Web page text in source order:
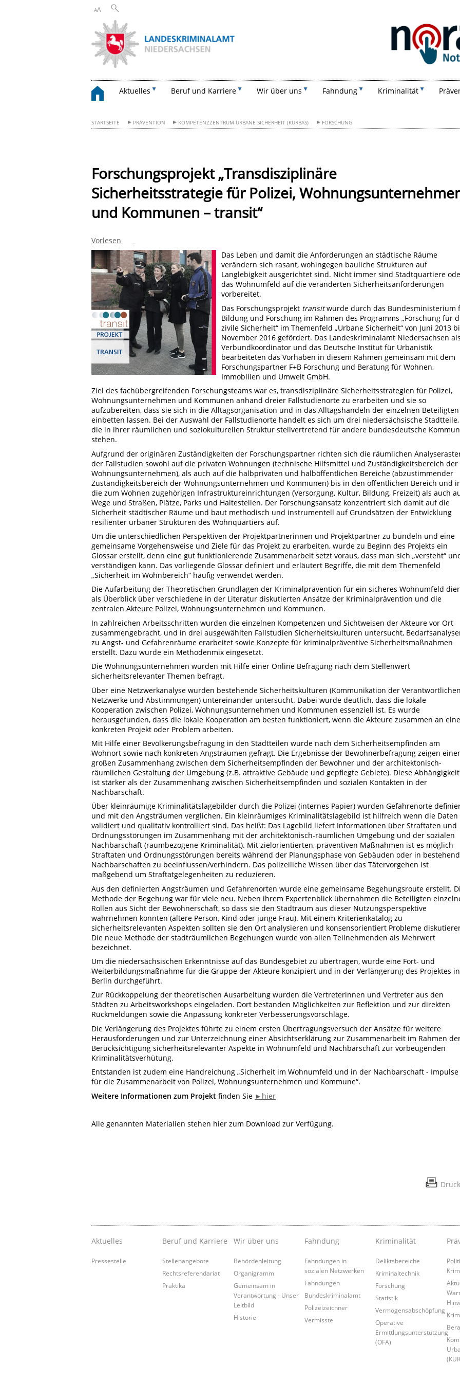
AA
Aktuelles Beruf und Karriere Wir über uns Fahndung Kriminalität
STARTSEITE PRÄVENTION KOMPETENZZENTRUM URBANE SICHERHEIT (KURBAS) FORSCHUNG
Forschungsprojekt „Transdisziplinäre
Sicherheitsstrategie für Polizei,
und Kommunen – transit“
Vorlesen
Das Leben und damit die Anforderungen an städtische Räume
verändern sich rasant, wohingegen bauliche Strukturen auf
Langlebigkeit ausgerichtet sind. Nicht immer sind Stadtquartiere
das Wohnumfeld auf die veränderten Sicherheitsanforderungen
vorbereitet.
Das Forschungsprojekt transitwurde durch das Bundesministerium
Bildung und Forschung im Rahmen des Programms „Forschung für
zivile Sicherheit“ im Themenfeld „Urbane Sicherheit“ von Juni 2013
November 2016 gefördert. Das Landeskriminalamt Niedersachsen als
Verbundkoordinator und das Deutsche Institut für Urbanistik
bearbeiteten das Vorhaben in diesem Rahmen gemeinsam mit dem
Forschungspartner F+B Forschung und Beratung für Wohnen,
Immobilien und Umwelt GmbH.
Ziel des fachübergreifenden Forschungsteams war es, transdisziplinäre Sicherheitsstrategien für Polizei,
Wohnungsunternehmen und Kommunen anhand dreier Fallstudienorte zu erarbeiten und sie so
aufzubereiten, dass sie sich in die Alltagsorganisation und in das Alltagshandeln der einzelnen Beteiligten
einbetten lassen. Bei der Auswahl der Fallstudienorte handelt es sich um drei niedersächsische Stadtteile,
die in ihrer räumlichen und soziokulturellen Struktur stellvertretend für andere bundesdeutsche
stehen.
Aufgrund der originären Zuständigkeiten der Forschungspartner richten sich die räumlichen
der Fallstudien sowohl auf die privaten Wohnungen (technische Hilfsmittel und Zuständigkeitsbereich der
Wohnungsunternehmen), als auch auf die halbprivaten und halböffentlichen Bereiche (abzustimmender
Zuständigkeitsbereich der Wohnungsunternehmen und Kommunen) bis in den öffentlichen Bereich und
die zum Wohnen zugehörigen Infrastruktureinrichtungen (Versorgung, Kultur, Bildung, Freizeit) als auch
Wege und Straßen, Plätze, Parks und Haltestellen. Der Forschungsansatz konzentriert sich damit auf die
Sicherheit städtischer Räume und baut methodisch und instrumentell auf Grundsätzen der Entwicklung
resilienter urbaner Strukturen des Wohnquartiers auf.
Um die unterschiedlichen Perspektiven der Projektpartnerinnen und Projektpartner zu bündeln und eine
gemeinsame Vorgehensweise und Ziele für das Projekt zu erarbeiten, wurde zu Beginn des Projekts ein
Glossar erstellt, denn eine gut funktionierende Zusammenarbeit setzt voraus, dass man sich „versteht“
verständigen kann. Das vorliegende Glossar definiert und erläutert Begriffe, die mit dem Themenfeld
„Sicherheit im Wohnbereich“ häufig verwendet werden.
Die Aufarbeitung der Theoretischen Grundlagen der Kriminalprävention für ein sicheres Wohnumfeld
als Überblick über verschiedene in der Literatur diskutierten Ansätze der Kriminalprävention und die
zentralen Akteure Polizei, Wohnungsunternehmen und Kommunen.
In zahlreichen Arbeitsschritten wurden die einzelnen Kompetenzen und Sichtweisen der Akteure vor Ort
zusammengebracht, und in drei ausgewählten Fallstudien Sicherheitskulturen untersucht,
zu Angst- und Gefahrenräume erarbeitet sowie Konzepte für kriminalpräventive Sicherheitsmaßnahmen
erstellt. Dazu wurde ein Methodenmix eingesetzt.
Die Wohnungsunternehmen wurden mit Hilfe einer Online Befragung nach dem Stellenwert
sicherheitsrelevanter Themen befragt.
Über eine Netzwerkanalyse wurden bestehende Sicherheitskulturen (Kommunikation der
Netzwerke und Abstimmungen) untereinander untersucht. Dabei wurde deutlich, dass die lokale
Kooperation zwischen Polizei, Wohnungsunternehmen und Kommunen essenziell ist. Es wurde
herausgefunden, dass die lokale Kooperation am besten funktioniert, wenn die Akteure zusammen an
konkreten Projekt oder Problem arbeiten.
Mit Hilfe einer Bevölkerungsbefragung in den Stadtteilen wurde nach dem Sicherheitsempfinden am
Wohnort sowie nach konkreten Angsträumen gefragt. Die Ergebnisse der Bewohnerbefragung zeigen
großen Zusammenhang zwischen dem Sicherheitsempfinden der Bewohner und der architektonisch-
räumlichen Gestaltung der Umgebung (z.B. attraktive Gebäude und gepflegte Gebiete). Diese Abhängigkeit
ist stärker als der Zusammenhang zwischen Sicherheitsempfinden und sozialen Kontakten in der
Nachbarschaft.
Über kleinräumige Kriminalitätslagebilder durch die Polizei (internes Papier) wurden Gefahrenorte
und mit den Angsträumen verglichen. Ein kleinräumiges Kriminalitätslagebild ist hilfreich wenn die Daten
validiert und qualitativ kontrolliert sind. Das heißt: Das Lagebild liefert Informationen über Straftaten und
Ordnungsstörungen im Zusammenhang mit der architektonisch-räumlichen Umgebung und der sozialen
Nachbarschaft (raumbezogene Kriminalität). Mit zielorientierten, präventiven Maßnahmen ist es möglich
Straftaten und Ordnungsstörungen bereits während der Planungsphase von Gebäuden oder in
Nachbarschaften zu beeinflussen/verhindern. Das polizeiliche Wissen über das Tätervorgehen ist
maßgebend um Straftatgelegenheiten zu reduzieren.
Aus den definierten Angsträumen und Gefahrenorten wurde eine gemeinsame Begehungsroute erstellt.
Methode der Begehung war für viele neu. Neben ihrem Expertenblick übernahmen die Beteiligten
Rollen aus Sicht der Bewohnerschaft, so dass sie den Stadtraum aus dieser Nutzungsperspektive
wahrnehmen konnten (ältere Person, Kind oder junge Frau). Mit einem Kriterienkatalog zu
sicherheitsrelevanten Aspekten sollten sie den Ort analysieren und konsensorientiert Probleme
Die neue Methode der stadträumlichen Begehungen wurde von allen Teilnehmenden als Mehrwert
bezeichnet.
Um die niedersächsischen Erkenntnisse auf das Bundesgebiet zu übertragen, wurde eine Fort- und
Weiterbildungsmaßnahme für die Gruppe der Akteure konzipiert und in der Verlängerung des Projektes in
Berlin durchgeführt.
Zur Rückkoppelung der theoretischen Ausarbeitung wurden die Vertreterinnen und Vertreter aus den
Städten zu Arbeitsworkshops eingeladen. Dort bestanden Möglichkeiten zur Reflektion und zur direkten
Rückmeldungen sowie die Anpassung konkreter Verbesserungsvorschläge.
Die Verlängerung des Projektes führte zu einem ersten Übertragungsversuch der Ansätze für weitere
Herausforderungen und zur Unterzeichnung einer Absichtserklärung zur Zusammenarbeit im Rahmen
Berücksichtigung sicherheitsrelevanter Aspekte in Wohnumfeld und Nachbarschaft zur vorbeugenden
Kriminalitätsverhütung.
Entstanden ist zudem eine Handreichung „Sicherheit im Wohnumfeld und in der Nachbarschaft - Impulse
für die Zusammenarbeit von Polizei, Wohnungsunternehmen und Kommune“.
Weitere Informationen zum Projekt finden Sie ►hier
Alle genannten Materialien stehen hier zum Download zur Verfügung.
Aktuelles
Pressestelle
Beruf und Karriere
Stellenangebote
Rechtsreferendariat
Praktika
Wir über uns
Behördenleitung
Organigramm
Gemeinsam in
Verantwortung - Unser
Leitbild
Historie
Fahndung
Fahndungen in
sozialen Netzwerken
Fahndungen
Bundeskriminalamt
Polizeizeichner
Vermisste
Kriminalität
Deliktsbereiche
Kriminaltechnik
Forschung
Statistik
Vermögensabschöpfung
Operative
Ermittlungsunterstützung
(OFA)